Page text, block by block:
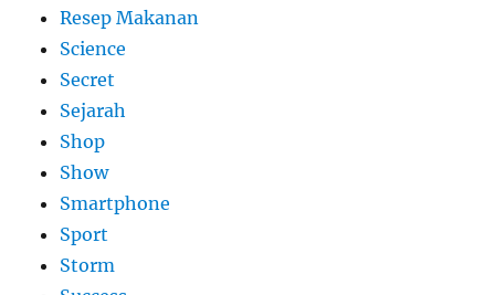
Resep Makanan
Science
Secret
Sejarah
Shop
Show
Smartphone
Sport
Storm